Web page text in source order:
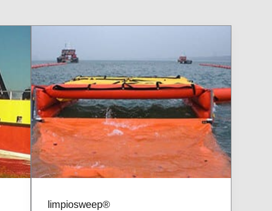
limpiosweep®